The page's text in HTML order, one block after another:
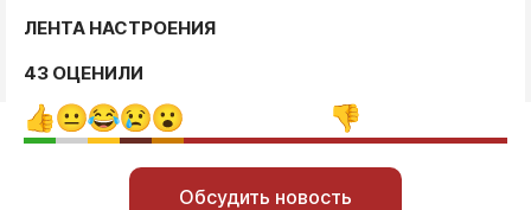
ЛЕНТА НАСТРОЕНИЯ
43 ОЦЕНИЛИ
Обсудить новость